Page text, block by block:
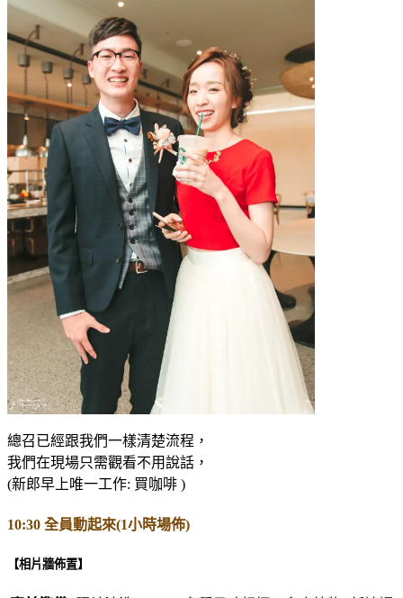
總召已經跟我們一樣清楚流程，
我們在現場只需觀看不用說話，
(新郎早上唯一工作: 買咖啡 )
10:30 全員動起來(1小時場佈)
【相片牆佈置】